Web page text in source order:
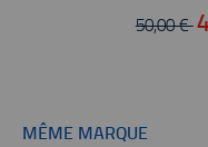
50,00 €
MÊME MARQUE